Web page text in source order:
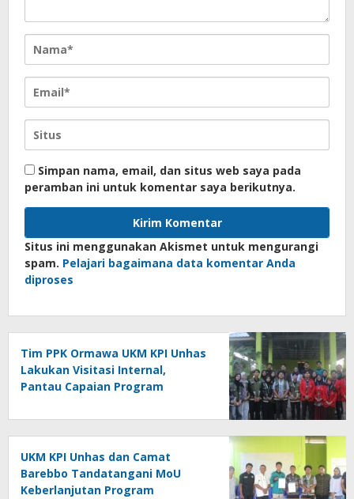
Simpan nama, email, dan situs web saya pada
peramban ini untuk komentar saya berikutnya.
Situs ini menggunakan Akismet untuk mengurangi
spam. Pelajari bagaimana data komentar Anda
diproses
Tim PPK Ormawa UKM KPI Unhas
Lakukan Visitasi Internal,
Pantau Capaian Program
UKM KPI Unhas dan Camat
Barebbo Tandatangani MoU
Keberlanjutan Program